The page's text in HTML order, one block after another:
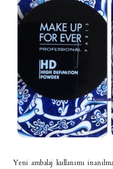
Yeni ambalaj kullanımı